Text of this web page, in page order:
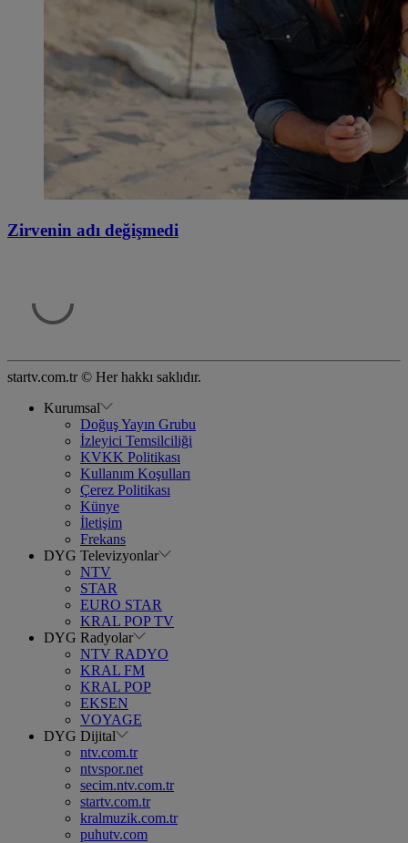
Zirvenin adı değişmedi
startv.com.tr © Her hakkı saklıdır.
Kurumsal
Doğuş Yayın Grubu
İzleyici Temsilciliği
KVKK Politikası
Kullanım Koşulları
Çerez Politikası
Künye
İletişim
Frekans
DYG Televizyonlar
NTV
STAR
EURO STAR
KRAL POP TV
DYG Radyolar
NTV RADYO
KRAL FM
KRAL POP
EKSEN
VOYAGE
DYG Dijital
ntv.com.tr
ntvspor.net
secim.ntv.com.tr
startv.com.tr
kralmuzik.com.tr
puhutv.com